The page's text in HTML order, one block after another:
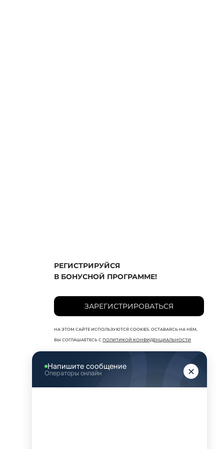
РЕГИСТРИРУЙСЯ
В БОНУСНОЙ ПРОГРАММЕ!
ЗАРЕГИСТРИРОВАТЬСЯ
НА ЭТОМ САЙТЕ ИСПОЛЬЗУЮТСЯ COOKIES. ОСТАВАЯСЬ НА НЕМ,
ВЫ СОГЛАШАЕТЕСЬ С ПОЛИТИКОЙ КОНФИДЕНЦИАЛЬНОСТИ